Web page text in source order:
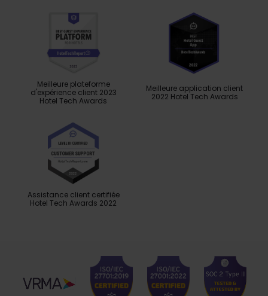
Meilleure plateforme
d'expérience client 2023
Hotel Tech Awards
Meilleure application client
2022 Hotel Tech Awards
Assistance client certifiée
Hotel Tech Awards 2022